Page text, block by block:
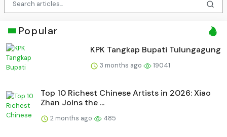
Popular
KPK Tangkap Bupati Tulungagung
3 months ago 19041
Top 10 Richest Chinese Artists in 2026: Xiao
Zhan Joins the ...
2 months ago 485